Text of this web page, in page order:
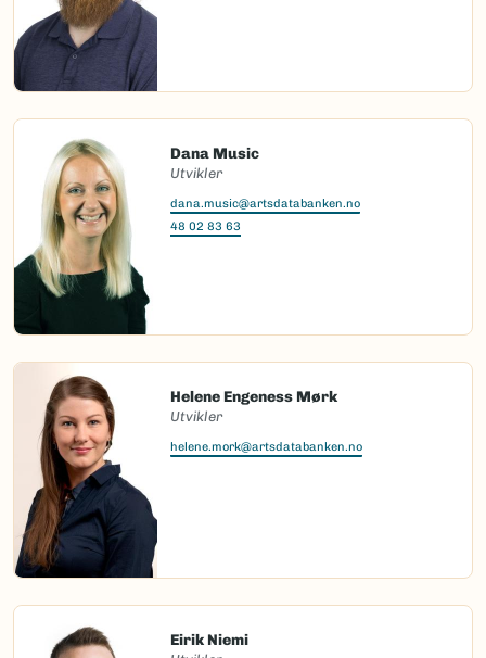
Dana Music
Utvikler
dana.music@artsdatabanken.no
48 02 83 63
Helene Engeness Mørk
Utvikler
helene.mork@artsdatabanken.no
Eirik Niemi